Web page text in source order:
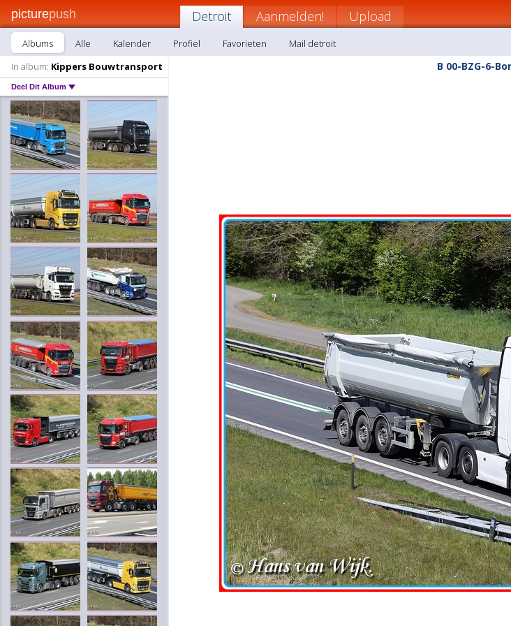
picturepush Detroit Aanmelden! Upload
Albums Alle Kalender Profiel Favorieten
Mail detroit
In album: Kippers Bouwtransport
Deel Dit Album
B 00-BZG-6-